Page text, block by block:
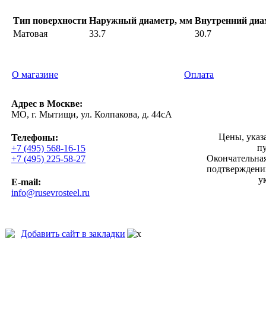
Тип поверхности Наружный диаметр, мм Внутренний
Матовая
33.7 30.7
О магазине Оплата
Адрес в Москве:
МО, г. Мытищи, ул. Колпакова, д. 44сА
Телефоны:
+7 (495) 568-16-15
+7 (495) 225-58-27
E-mail:
info@rusevrosteel.ru
Цены,
Добавить сайт в закладки